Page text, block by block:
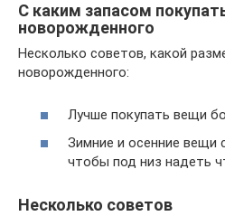
С каким запасом
новорожденного
Несколько советов, какой
новорожденного:
Лучше покупать вещи
Зимние и осенние вещи
чтобы под низ надеть
Несколько советов